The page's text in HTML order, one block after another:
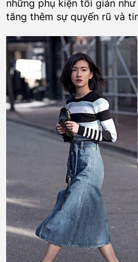
những phụ kiện tối giản
tăng thêm sự quyến rũ và